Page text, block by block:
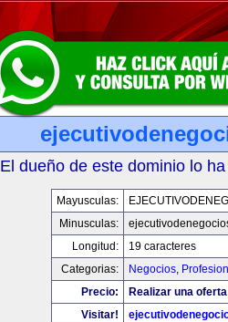
El dueño de este dominio lo
Mayusculas:
Minusculas:
Longitud:
19 caracteres
Categorias:
Negocios,
Precio:
Realizar una
Visitar!